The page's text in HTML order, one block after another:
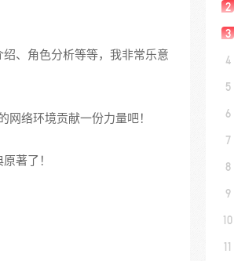
、角色分析等等，我非常乐意
络环境贡献一份力量吧！
著了！
2
3
4
5
6
7
8
9
10
11